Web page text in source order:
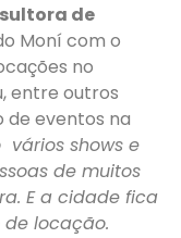
de
Moní com o
no
entre outros
de eventos na
shows e
de muitos
E a cidade fica
locação.